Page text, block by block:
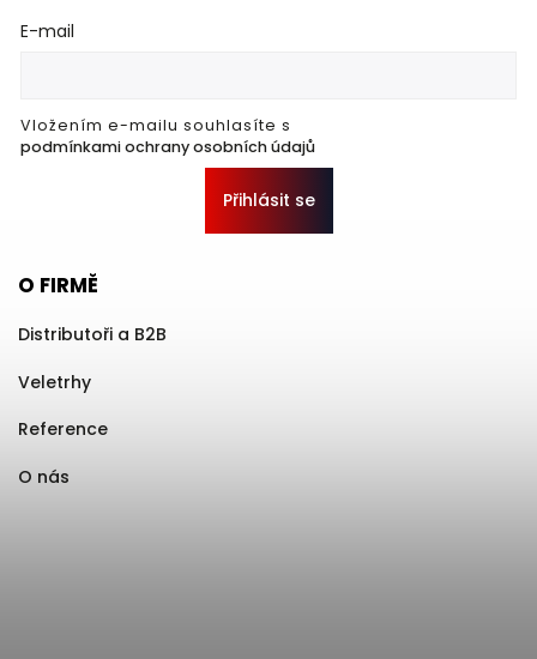
E-mail
Vložením e-mailu souhlasíte s
podmínkami ochrany osobních údajů
Přihlásit se
O FIRMĚ
Distributoři a B2B
Veletrhy
Reference
O nás